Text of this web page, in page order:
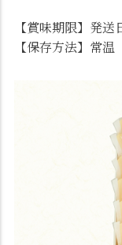
【賞味期限】発送
【保存方法】常温